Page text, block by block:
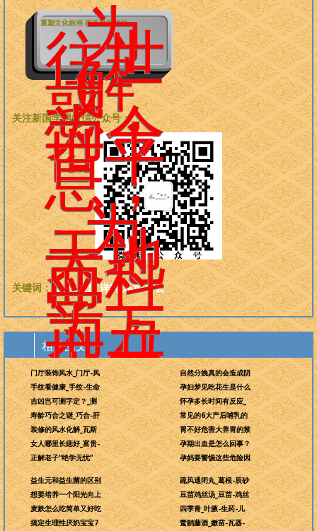
重塑文化标准 再造民族精神
为
往世
解
惑，
为今
世平
息，
为
天地
而科
学，
为万
世开
太平
关注新国学网微信公众号：
关键词： 贵人 摆放 详解 风水 办公
相关图文
门厅装饰风水_门厅-风
手纹看健康_手纹-生命
吉凶岂可测字定？_测
寿龄巧合之谜_巧合-肝
装修的风水化解_瓦斯
女人哪里长痣好_富贵-
正解老子“绝学无忧”
自然分娩真的会造成阴
孕妇梦见吃花生是什么
怀孕多长时间有反应_
常见的6大产后哺乳的
胃不好危害大养胃的禁
孕期出血是怎么回事？
孕妈要警惕这些危险因
益生元和益生菌的区别
想要培养一个阳光向上
麦麸怎么吃简单又好吃
搞定生理性厌奶宝宝7
疏风通闭丸_葛根-辰砂
豆苗鸡丝汤_豆苗-鸡丝
四季青_叶腋-生药-儿
鹭鹚藤酒_嫩苗-瓦器-